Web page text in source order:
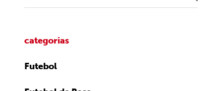
categorias
Futebol